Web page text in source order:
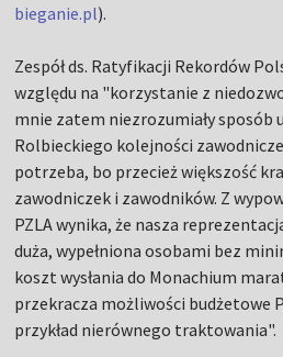
bieganie.pl).
Zespół ds. Ratyfikacji Rekordów
względu na "korzystanie z
mnie zatem niezrozumiały sposób
Rolbieckiego kolejności
potrzeba, bo przecież większość
zawodniczek i zawodników. Z
PZLA wynika, że nasza
duża, wypełniona osobami bez
koszt wysłania do Monachium
przekracza możliwości budżetowe
przykład nierównego traktowania".